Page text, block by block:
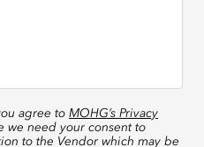
agree to MOHG’s Privacy
we need your consent to
to the Vendor which may be